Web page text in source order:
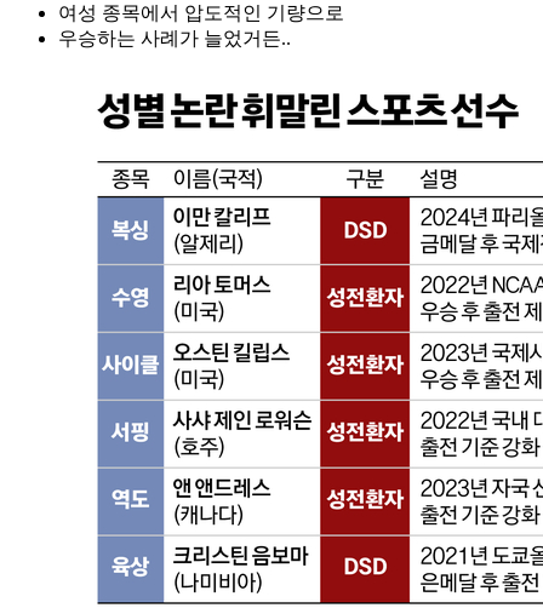
여성 종목에서 압도적인 기량으로
우승하는 사례가 늘었거든..